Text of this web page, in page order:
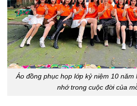
Áo đồng phục họp lớp kỷ niệm 10 năm
nhớ trong cuộc đời của